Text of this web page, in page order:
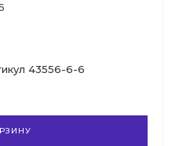
43556-6-6